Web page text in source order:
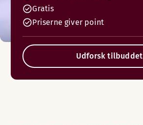
Gratis
Priserne giver point
Udforsk tilbuddet